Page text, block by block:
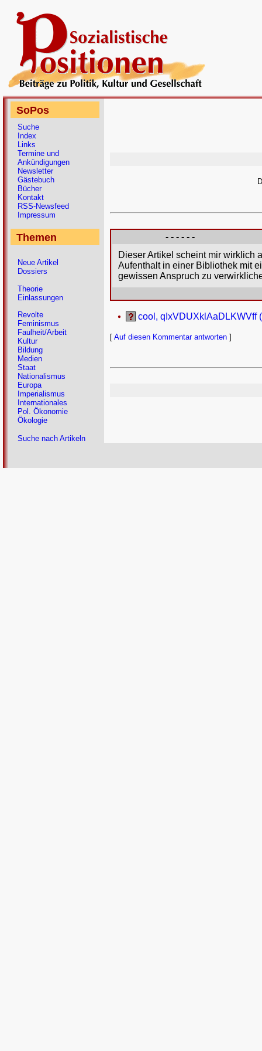
- - - - - -
Dieser Artikel scheint mir wirklich
Aufenthalt in einer Bibliothek mit
gewissen Anspruch zu
cool, qIxVDUXklAaDLKWVff
[ Auf diesen Kommentar antworten ]
SoPos
Suche
Index
Links
Termine und
Ankündigungen
Newsletter
Gästebuch
Bücher
Kontakt
RSS-Newsfeed
Impressum
Themen
Neue Artikel
Dossiers
Theorie
Einlassungen
Revolte
Feminismus
Faulheit/Arbeit
Kultur
Bildung
Medien
Staat
Nationalismus
Europa
Imperialismus
Internationales
Pol. Ökonomie
Ökologie
Suche nach Artikeln